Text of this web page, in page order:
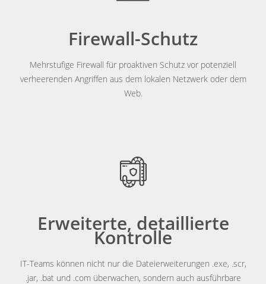
Firewall-Schutz
Mehrstufige Firewall für proaktiven Schutz vor potenziell
verheerenden Angriffen aus dem lokalen Netzwerk oder dem
Web.
Erweiterte, detaillierte
Kontrolle
IT-Teams können nicht nur die Dateierweiterungen .exe, .scr,
.jar, .bat und .com überwachen, sondern auch ausführbare